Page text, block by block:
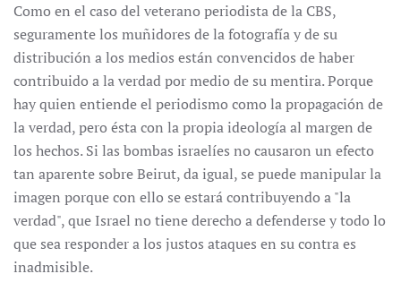
Como en el caso del veterano periodista de la CBS,
seguramente los muñidores de la fotografía y de su
distribución a los medios están convencidos de haber
contribuido a la verdad por medio de su mentira. Porque
hay quien entiende el periodismo como la propagación de
la verdad, pero ésta con la propia ideología al margen de
los hechos. Si las bombas israelíes no causaron un efecto
tan aparente sobre Beirut, da igual, se puede manipular la
imagen porque con ello se estará contribuyendo a "la
verdad", que Israel no tiene derecho a defenderse y todo lo
que sea responder a los justos ataques en su contra es
inadmisible.